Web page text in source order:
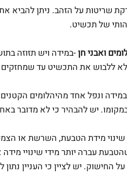
שריטותעל הזהב. ניתן להביא
של תכשיט.
ואבני חן-במידה ויש תזוזה
ללבוש את התכשיט עד שמחזקים
ונפל אחד מהיהלומים
יש להבהיר כי לא מדובר
שינוי מידת הטבעת, השרשת או
עברה יותר מידי שינויי
החישוק. יש לציין כי העניין נתון